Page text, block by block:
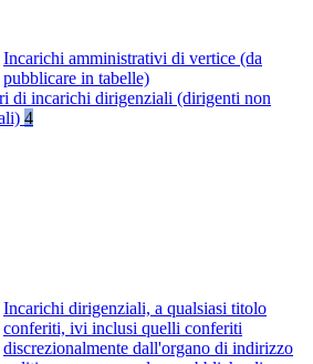
Incarichi amministrativi di vertice (da
pubblicare in tabelle)
di incarichi dirigenziali (dirigenti non
4
Incarichi dirigenziali, a qualsiasi titolo
conferiti, ivi inclusi quelli conferiti
discrezionalmente dall'organo di indirizzo